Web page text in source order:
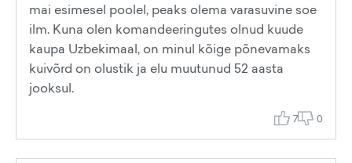
mai esimesel poolel, peaks olema varasuvine soe
ilm. Kuna olen komandeeringutes olnud kuude
kaupa Uzbekimaal, on minul kõige põnevamaks
kuivõrd on olustik ja elu muutunud 52 aasta
jooksul.
7 0